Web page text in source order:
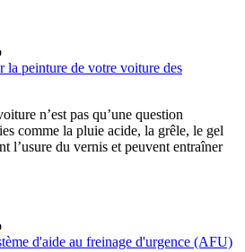
la peinture de votre voiture des
n’est pas qu’une question
comme la pluie acide, la grêle, le gel
l’usure du vernis et peuvent entraîner
d'aide au freinage d'urgence (AFU)